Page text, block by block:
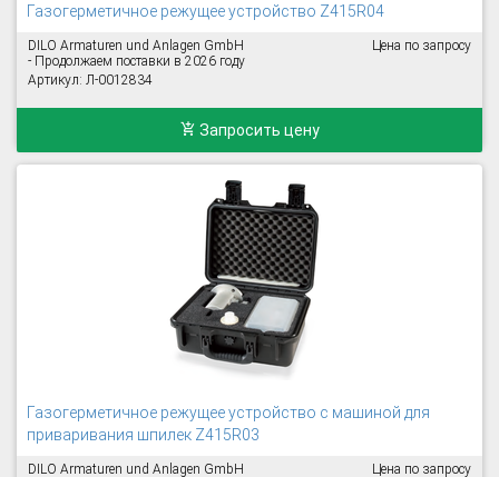
Газогерметичное режущее устройство Z415R04
DILO Armaturen und Anlagen GmbH
- Продолжаем поставки в 2026 году
Артикул: Л-0012834
Цена по запросу
Запросить цену
Газогерметичное режущее устройство с машиной для
приваривания шпилек Z415R03
DILO Armaturen und Anlagen GmbH Цена по запросу